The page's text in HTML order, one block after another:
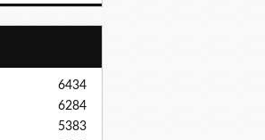
6434
6284
5383